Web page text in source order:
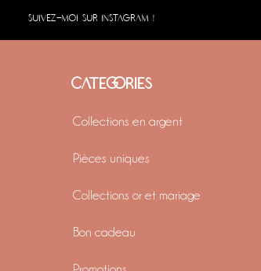
SUIVEZ-MOI SUR INSTAGRAM !
CATEGORIES
Collections en argent
Pièces uniques
Collections or et mariage
Bon cadeau